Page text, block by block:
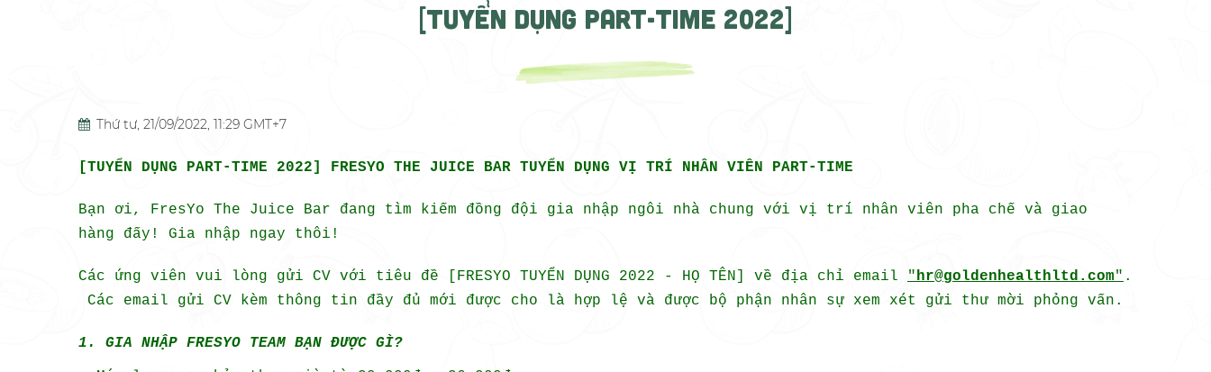
[TUYỂN DỤNG PART-TIME 2022]
Thứ tư, 21/09/2022, 11:29 GMT+7
[TUYỂN DỤNG PART-TIME 2022] FRESYO THE JUICE BAR TUYỂN DỤNG VỊ TRÍ NHÂN VIÊN PART-TIME
Bạn ơi, FresYo The Juice Bar đang tìm kiếm đồng đội gia nhập ngôi nhà chung với vị trí nhân viên pha chế và giao
hàng đấy! Gia nhập ngay thôi!
Các ứng viên vui lòng gửi CV với tiêu đề [FRESYO TUYỂN DỤNG 2022 - HỌ TÊN] về địa chỉ email "hr@goldenhealthltd. com" .
Các email gửi CV kèm thông tin đầy đủ mới được cho là hợp lệ và được bộ phận nhân sự xem xét gửi thư mời phỏng vấn.
1. GIA NHẬP FRESYO TEAM BẠN ĐƯỢC GÌ?